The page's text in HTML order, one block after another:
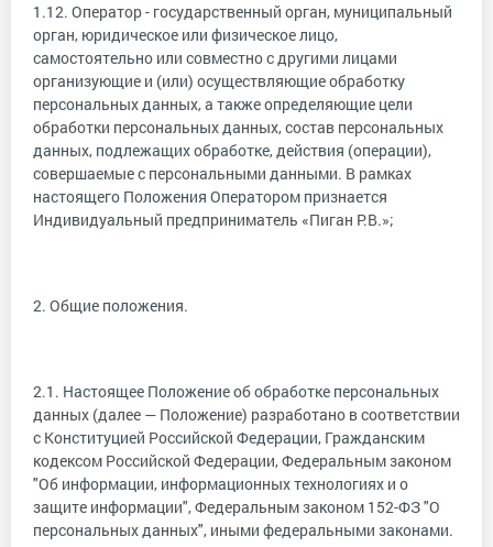
1.12. Оператор - государственный орган, муниципальный
орган, юридическое или физическое лицо,
самостоятельно или совместно с другими лицами
организующие и (или) осуществляющие обработку
персональных данных, а также определяющие цели
обработки персональных данных, состав персональных
данных, подлежащих обработке, действия (операции),
совершаемые с персональными данными. В рамках
настоящего Положения Оператором признается
Индивидуальный предприниматель «Пиган Р.В.»;
2. Общие положения.
2.1. Настоящее Положение об обработке персональных
данных (далее — Положение) разработано в соответствии
с Конституцией Российской Федерации, Гражданским
кодексом Российской Федерации, Федеральным законом
"Об информации, информационных технологиях и о
защите информации", Федеральным законом 152-ФЗ "О
персональных данных", иными федеральными законами.